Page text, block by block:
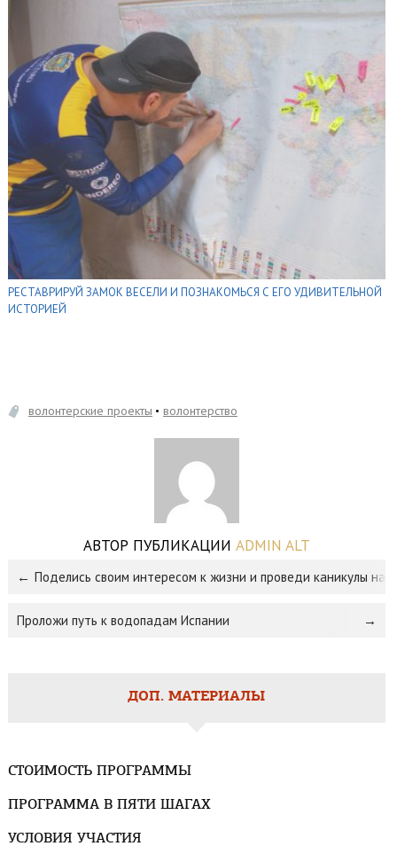
РЕСТАВРИРУЙ ЗАМОК ВЕСЕЛИ И ПОЗНАКОМЬСЯ С ЕГО УДИВИТЕЛЬНОЙ
ИСТОРИЕЙ
волонтерские проекты волонтерство
АВТОР ПУБЛИКАЦИИ ADMIN ALT
Поделись своим интересом к жизни и проведи каникулы на
Проложи путь к водопадам Испании
ДОП. МАТЕРИАЛЫ
СТОИМОСТЬ ПРОГРАММЫ
ПРОГРАММА В ПЯТИ ШАГАХ
УСЛОВИЯ УЧАСТИЯ